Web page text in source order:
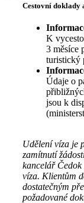
Cestovní doklady
K
3 měsíce
turistický
Údaje o
jsou k
Udělení víza je
zamítnutí
kancelář Čedok
víza. Klientům
dostatečným
požadované